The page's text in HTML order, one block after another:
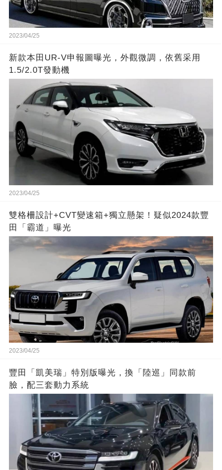
2023/04/25
新款本田UR-V申報圖曝光，外觀微調，依舊采用
1.5/2.0T發動機
2023/04/25
雙格柵設計+CVT變速箱+獨立懸架！疑似2024款豐
田「霸道」曝光
2023/04/25
豐田「凱美瑞」特別版曝光，換「陸巡」同款前
臉，配三套動力系統